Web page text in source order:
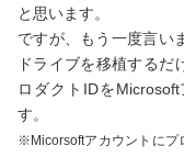
と思います。
ですが、もう一度言い
ドライブを移植する
ロダクトIDを
す。
※Micorsoftアカウントにプ